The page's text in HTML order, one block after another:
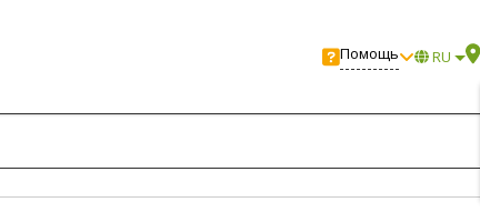
Помощь RU